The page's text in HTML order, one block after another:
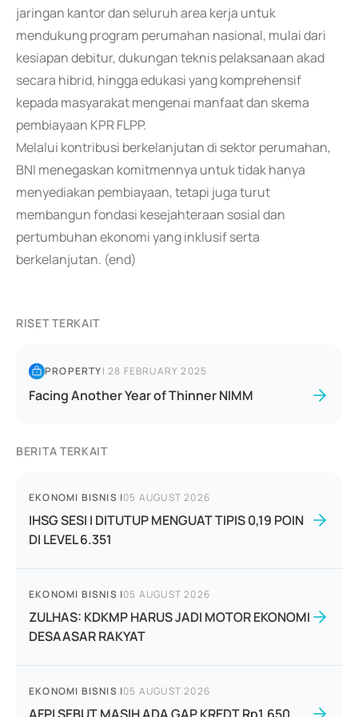
jaringan kantor dan seluruh area kerja untuk
mendukung program perumahan nasional, mulai dari
kesiapan debitur, dukungan teknis pelaksanaan akad
secara hibrid, hingga edukasi yang komprehensif
kepada masyarakat mengenai manfaat dan skema
pembiayaan KPR FLPP.
Melalui kontribusi berkelanjutan di sektor perumahan,
BNI menegaskan komitmennya untuk tidak hanya
menyediakan pembiayaan, tetapi juga turut
membangun fondasi kesejahteraan sosial dan
pertumbuhan ekonomi yang inklusif serta
berkelanjutan. (end)
RISET TERKAIT
PROPERTY|28 FEBRUARY 2025
Facing Another Year of Thinner NIMM
BERITA TERKAIT
EKONOMI BISNIS |05 AUGUST 2026
IHSG SESI I DITUTUP MENGUAT TIPIS 0,19 POIN
DI LEVEL 6.351
EKONOMI BISNIS |05 AUGUST 2026
ZULHAS: KDKMP HARUS JADI MOTOR EKONOMI
DESAASAR RAKYAT
EKONOMI BISNIS |05 AUGUST 2026